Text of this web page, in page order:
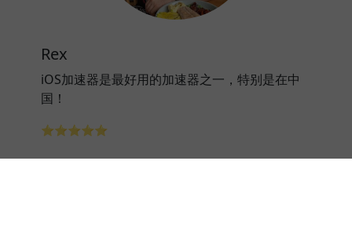
Rex
iOS加速器是最好用的加速器之一，特别是在中
国！
⭐⭐⭐⭐⭐